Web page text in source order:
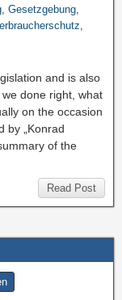
, Gesetzgebung,
,
and is also
done right, what
on the occasion
by „Konrad
of the
Read Post